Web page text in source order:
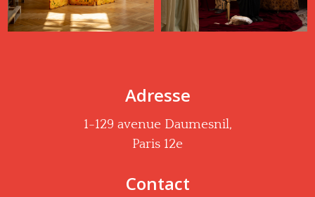
Adresse
1-129 avenue Daumesnil,
Paris 12e
Contact